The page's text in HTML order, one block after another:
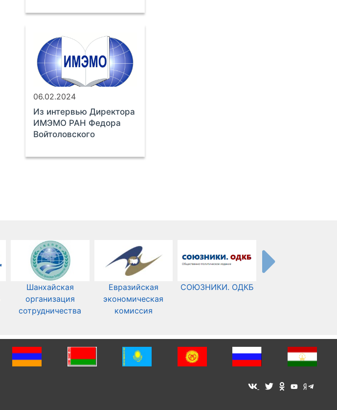
06.02.2024
Из интервью Директора
ИМЭМО РАН Федора
Войтоловского
Шанхайская
организация
сотрудничества
Евразийская
экономическая
комиссия
СОЮЗНИКИ. ОДКБ